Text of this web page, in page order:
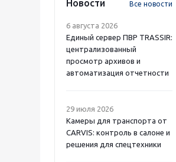
Новости Все новости
6 августа 2026
Единый сервер ПВР TRASSIR:
централизованный
просмотр архивов и
автоматизация отчетности
29 июля 2026
Камеры для транспорта от
CARVIS: контроль в салоне и
решения для спецтехники